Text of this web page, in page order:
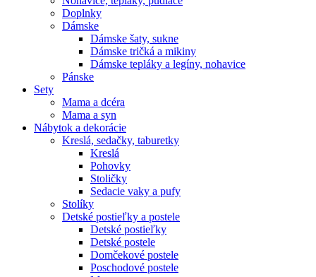
Doplnky
Dámske
Dámske šaty, sukne
Dámske tričká a mikiny
Dámske tepláky a legíny, nohavice
Pánske
Sety
Mama a dcéra
Mama a syn
Nábytok a dekorácie
Kreslá, sedačky, taburetky
Kreslá
Pohovky
Stoličky
Sedacie vaky a pufy
Stolíky
Detské postieľky a postele
Detské postieľky
Detské postele
Domčekové postele
Poschodové postele